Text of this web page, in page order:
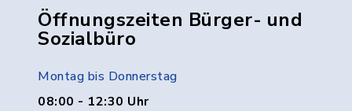
Öffnungszeiten Bürger- und
Sozialbüro
Montag bis Donnerstag
08:00 - 12:30 Uhr